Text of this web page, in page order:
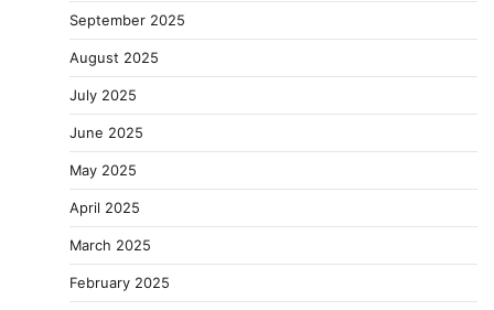
September 2025
August 2025
July 2025
June 2025
May 2025
April 2025
March 2025
February 2025